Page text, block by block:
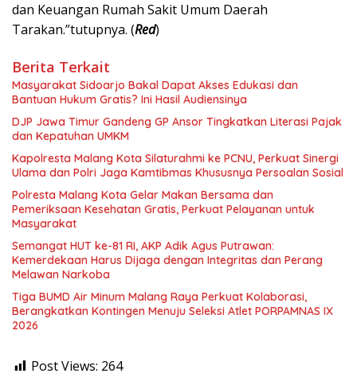
dan Keuangan Rumah Sakit Umum Daerah
Tarakan.”tutupnya. (Red)
Berita Terkait
Masyarakat Sidoarjo Bakal Dapat Akses Edukasi dan
Bantuan Hukum Gratis? Ini Hasil Audiensinya
DJP Jawa Timur Gandeng GP Ansor Tingkatkan Literasi Pajak
dan Kepatuhan UMKM
Kapolresta Malang Kota Silaturahmi ke PCNU, Perkuat Sinergi
Ulama dan Polri Jaga Kamtibmas Khususnya Persoalan Sosial
Polresta Malang Kota Gelar Makan Bersama dan
Pemeriksaan Kesehatan Gratis, Perkuat Pelayanan untuk
Masyarakat
Semangat HUT ke-81 RI, AKP Adik Agus Putrawan:
Kemerdekaan Harus Dijaga dengan Integritas dan Perang
Melawan Narkoba
Tiga BUMD Air Minum Malang Raya Perkuat Kolaborasi,
Berangkatkan Kontingen Menuju Seleksi Atlet PORPAMNAS IX
2026
Post Views: 264